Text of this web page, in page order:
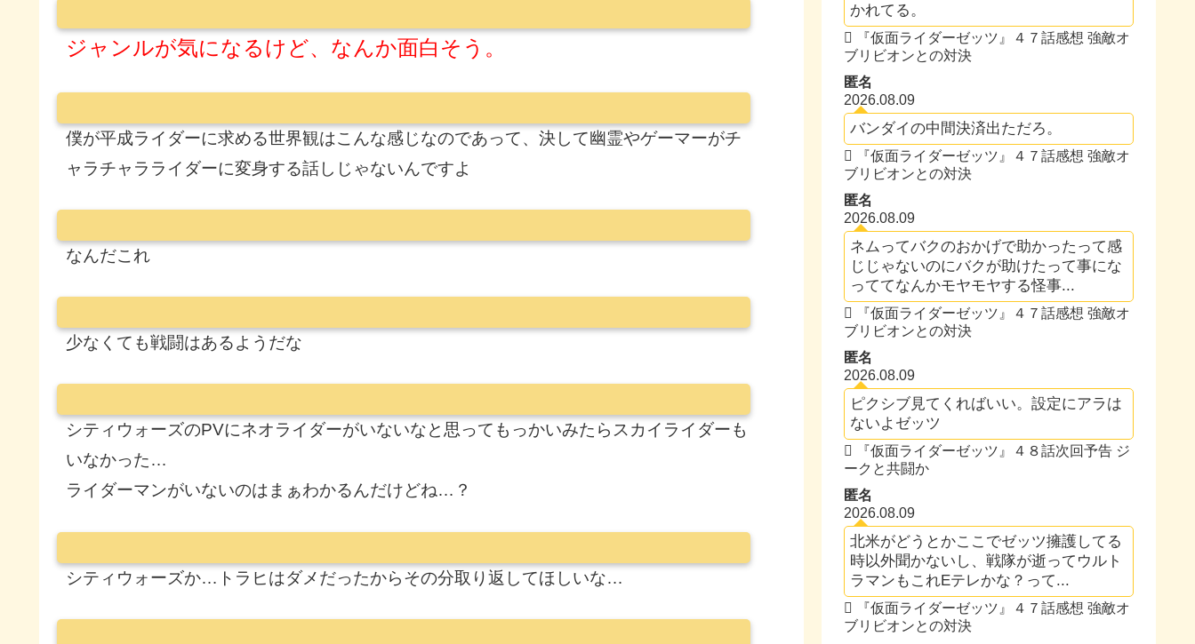
ジャンルが気になるけど、なんか面白そう。
僕が平成ライダーに求める世界観はこんな感じなのであって、決して幽霊やゲーマーがチ
ャラチャラライダーに変身する話しじゃないんですよ
なんだこれ
少なくても戦闘はあるようだな
シティウォーズのPVにネオライダーがいないなと思ってもっかいみたらスカイライダーも
いなかった…
ライダーマンがいないのはまぁわかるんだけどね…？
シティウォーズか…トラヒはダメだったからその分取り返してほしいな…
かれてる。
『仮面ライダーゼッツ』４７話感想 強敵オ
ブリビオンとの対決
匿名
2026.08.09
バンダイの中間決済出ただろ。
『仮面ライダーゼッツ』４７話感想 強敵オ
ブリビオンとの対決
匿名
2026.08.09
ネムってバクのおかげで助かったって感
じじゃないのにバクが助けたって事にな
っててなんかモヤモヤする怪事...
『仮面ライダーゼッツ』４７話感想 強敵オ
ブリビオンとの対決
匿名
2026.08.09
ピクシブ見てくればいい。設定にアラは
ないよゼッツ
『仮面ライダーゼッツ』４８話次回予告 ジ
ークと共闘か
匿名
2026.08.09
北米がどうとかここでゼッツ擁護してる
時以外聞かないし、戦隊が逝ってウルト
ラマンもこれEテレかな？って...
『仮面ライダーゼッツ』４７話感想 強敵オ
ブリビオンとの対決